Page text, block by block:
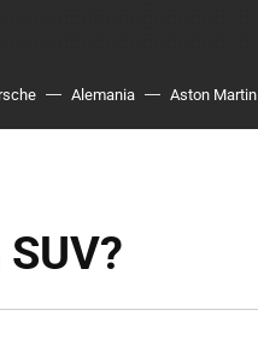
Alemania Aston Martin